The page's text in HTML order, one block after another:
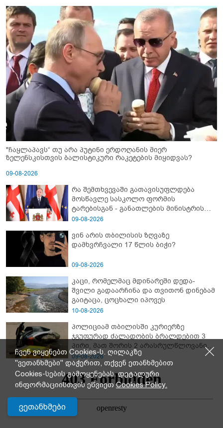
"ჩაყლაპავს“ თუ არა პუტინი ერდოღანის მიერ
ზელენსკისთვის ბალისტიკური რაკეტების მიყიდვას?
09-08-2026
რა შემთხვევაში გათავისუფლდება
მოსწავლე სასკოლო ფორმის
ტარებისგან - განათლების მინისტრის
განმარტება
09-08-2026
ვინ არის თბილისის ზღვაზე
დამხვრჩვალი 17 წლის ბიჭი?
09-08-2026
კაცი, რომელმაც მდინარეში დედა-
შვილი გადაარჩინა და თვითონ დინებამ
გაიტაცა, ცოცხალი იპოვეს
10-08-2026
პოლიციამ თბილისში კურიერზე
ჯგუფურად ძალადობის ბრალდებით 3
პირი, მათ შორის 2 არასრულწლოვანი
დააკავა
09-08-2026
ჩვენ ვიყენებთ Cookies-ს. ღილაკზე
"ვეთანხმები" დაჭერით, თქვენ ეთანხმებით
Cookies-სების გამოყენებას. დეტალური
ინფორმაციისთვის ეწვიეთCookies Policy.
ვეთანხმები